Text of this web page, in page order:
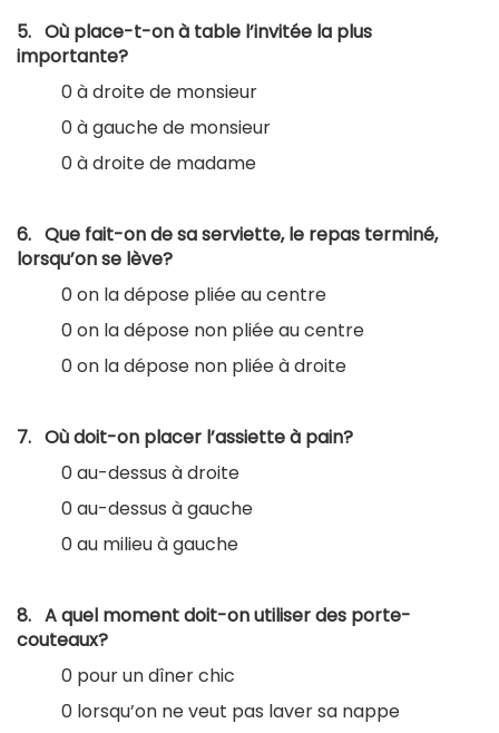
5. Où place-t-on à table l’invitée la plus
importante?
0 à droite de monsieur
0 à gauche de monsieur
0 à droite de madame
6. Que fait-on de sa serviette, le repas terminé,
lorsqu’on se lève?
0 on la dépose pliée au centre
0 on la dépose non pliée au centre
0 on la dépose non pliée à droite
7. Où doit-on placer l’assiette à pain?
0 au-dessus à droite
0 au-dessus à gauche
0 au milieu à gauche
8. A quel moment doit-on utiliser des porte-
couteaux?
0 pour un dîner chic
0 lorsqu’on ne veut pas laver sa nappe